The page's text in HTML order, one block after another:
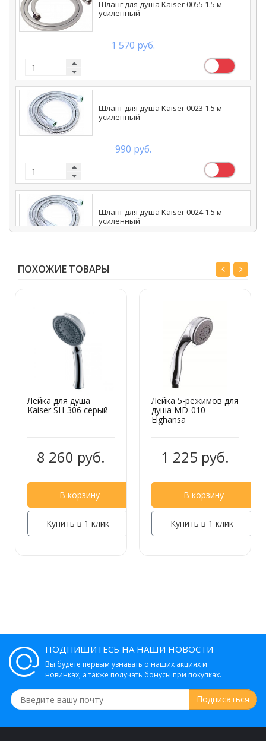
Шланг для душа Kaiser 0055 1.5 м
усиленный
1 570 руб.
Шланг для душа Kaiser 0023 1.5 м
усиленный
990 руб.
Шланг для душа Kaiser 0024 1.5 м
усиленный
Шланг для душа Kaiser 0001 1.5 м
Шланг для душа Kaiser 0022 1.5 м
Шланг для душа Kaiser 0005 1.5 м
ПОХОЖИЕ ТОВАРЫ
Лейка для душа
Kaiser SH-306 серый
8 260 руб.
В корзину
Купить в 1 клик
Лейка 5-режимов для
душа МD-010
Elghansa
1 225 руб.
В корзину
Купить в 1 клик
ПОДПИШИТЕСЬ НА НАШИ НОВОСТИ
Вы будете первым узнавать о наших акциях и
новинках, а также получать бонусы при покупках.